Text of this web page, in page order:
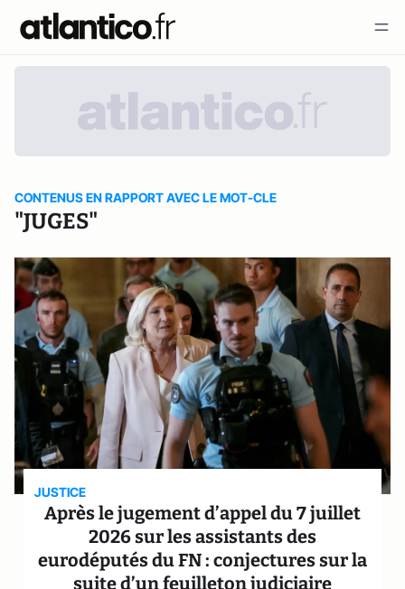
CONTENUS EN RAPPORT AVEC LE MOT-CLE
"JUGES"
JUSTICE
Après le jugement d’appel du 7 juillet
2026 sur les assistants des
eurodéputés du FN : conjectures sur la
suite d’un feuilleton judiciaire